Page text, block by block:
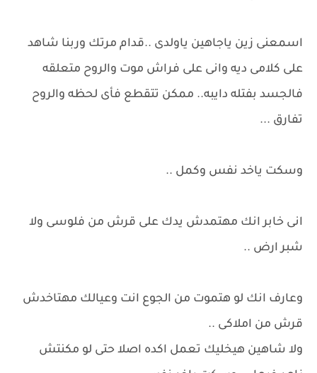
اسمعنى زين ياجاهين ياولدى ..قدام مرتك وربنا شاهد
على كلامى ديه وانى على فراش موت والروح متعلقه
فالجسد بفتله دايبه.. ممكن تتقطع فأى لحظه والروح
تفارق ...
وسكت ياخد نفس وكمل ..
انى خابر انك مهتمدش يدك على قرش من فلوسى ولا
شبر ارض ..
وعارف انك لو هتموت من الجوع انت وعيالك مهتاخدش
قرش من املاكى ..
ولا شاهين هيخليك تعمل اكده اصلا حتى لو مكنتش